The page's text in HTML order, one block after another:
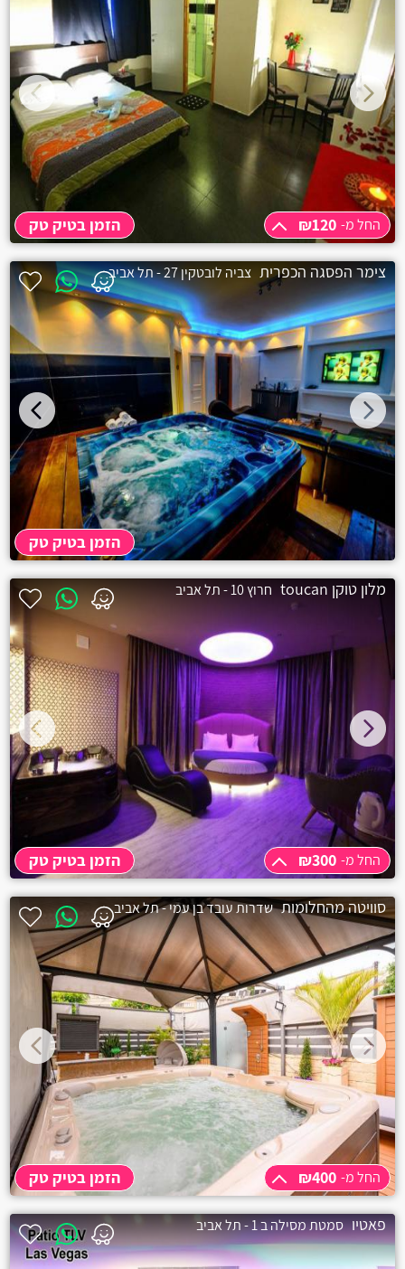
החל מ-
₪120
שעה
₪120
שעתיים
₪150
הזמן בטיק טק החל מ- ₪120
צימר הפסגה הכפרית צביה לובטקין 27 - תל אביב
3 שעות
₪200
לילה
₪400
הזמן בטיק טק
מלון טוקן toucan חרוץ 10 - תל אביב
החל מ-
₪300
3 שעות
₪300
תוספת שעה ₪100
לילה
₪600
הזמן בטיק טק החל מ- ₪300
סוויטה מהחלומות שדרות עובד בן עמי - תל אביב
החל מ-
₪400
שעה
₪400
שעתיים
₪400
הזמן בטיק טק החל מ- ₪400
פאטיו סמטת מסילה ב 1 - תל אביב